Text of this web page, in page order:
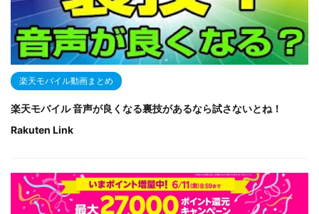
楽天モバイル動画まとめ
楽天モバイル 音声が良くなる裏技があるなら試さないとね！
Rakuten Link